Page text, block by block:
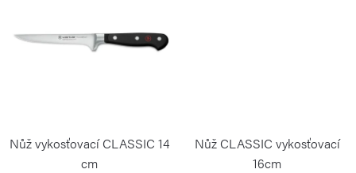
Nůž vykosťovací CLASSIC 14
cm
Nůž CLASSIC vykosťovací
16cm